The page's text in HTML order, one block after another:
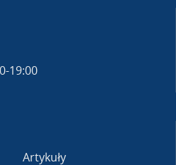
19:00
Artykuły